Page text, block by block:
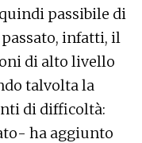
passibile di
infatti, il
di alto livello
talvolta la
di difficoltà:
ha aggiunto